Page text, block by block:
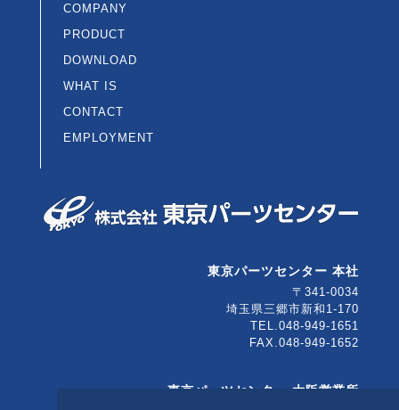
COMPANY
PRODUCT
DOWNLOAD
WHAT IS
CONTACT
EMPLOYMENT
東京パーツセンター 本社
〒341-0034
埼玉県三郷市新和1-170
TEL.048-949-1651
FAX.048-949-1652
東京パーツセンター 大阪営業所